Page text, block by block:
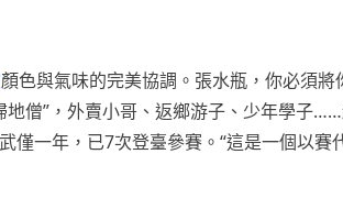
顏色與氣味的完美協調。張水瓶，你必須
僧”，外賣小哥、返鄉游子、少年學子
僅一年，已7次登臺參賽。“這是一個以賽